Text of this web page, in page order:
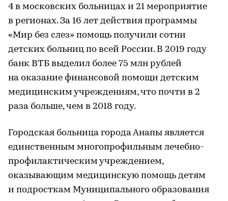
4 в московских больницах и 21 мероприятие
в регионах. За 16 лет действия программы
«Мир без слез» помощь получили сотни
детских больниц по всей России. В 2019 году
банк ВТБ выделил более 75 млн рублей
на оказание финансовой помощи детским
медицинским учреждениям, что почти в 2
раза больше, чем в 2018 году.
Городская больница города Анапы является
единственным многопрофильным лечебно-
профилактическим учреждением,
оказывающим медицинскую помощь детям
и подросткам Муниципального образования